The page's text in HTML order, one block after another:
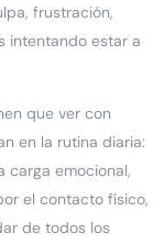
frustración,
intentando estar a
que ver con
en la rutina diaria:
carga emocional,
el contacto físico,
de todos los